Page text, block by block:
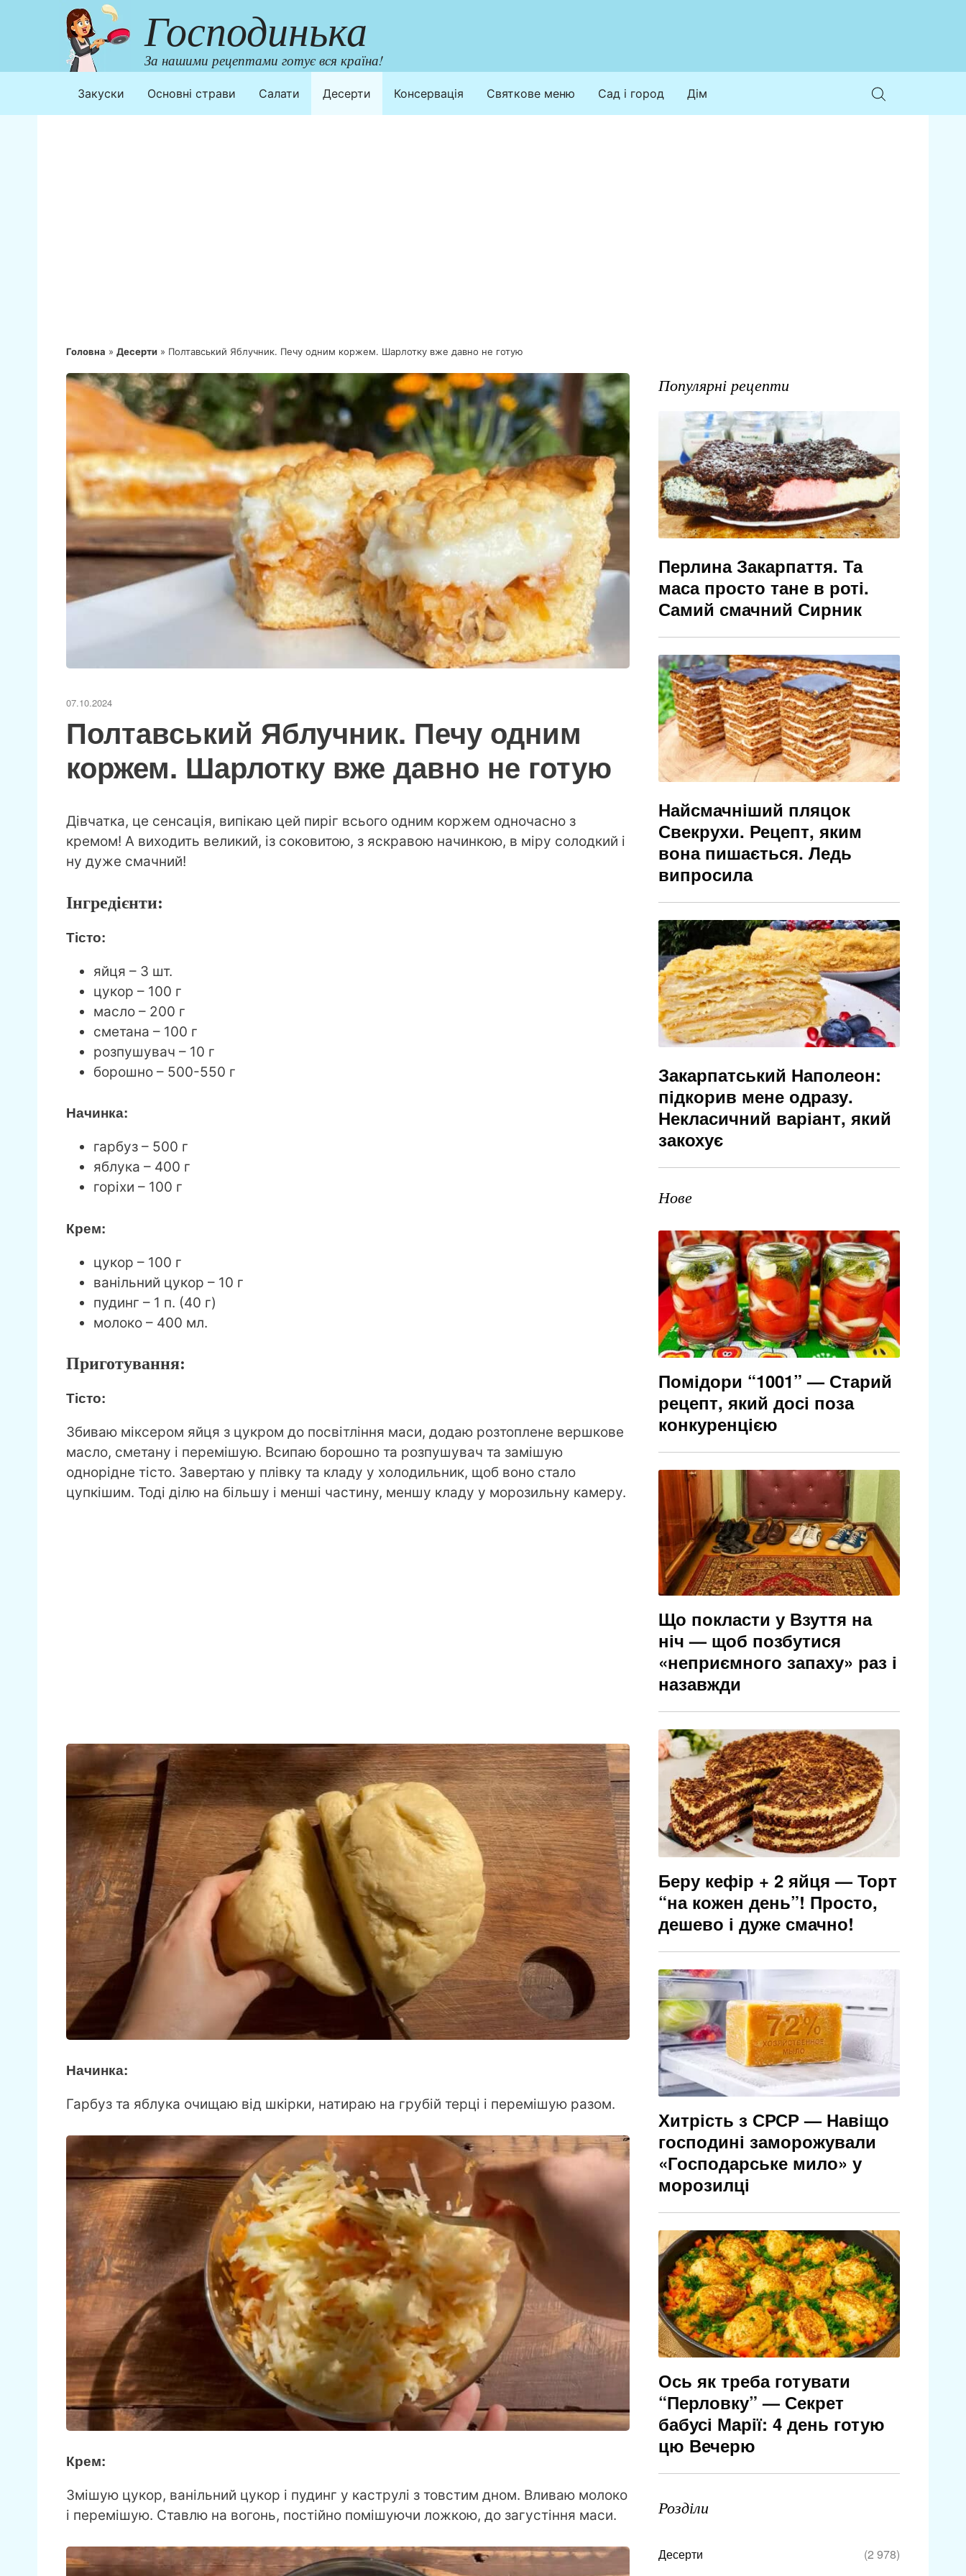
Господинька
За нашими рецептами готує вся країна!
Закуски Основні страви Салати Десерти Консервація Святкове меню Сад і город Дім
Головна » Десерти » Полтавський Яблучник. Печу одним коржем. Шарлотку вже давно не готую
07.10.2024
Полтавський Яблучник. Печу одним
коржем. Шарлотку вже давно не готую
Дівчатка, це сенсація, випікаю цей пиріг всього одним коржем одночасно з
кремом! А виходить великий, із соковитою, з яскравою начинкою, в міру солодкий і
ну дуже смачний!
Інгредієнти:
Тісто:
яйця – 3 шт.
цукор – 100 г
масло – 200 г
сметана – 100 г
розпушувач – 10 г
борошно – 500-550 г
Начинка:
гарбуз – 500 г
яблука – 400 г
горіхи – 100 г
Крем:
цукор – 100 г
ванільний цукор – 10 г
пудинг – 1 п. (40 г)
молоко – 400 мл.
Приготування:
Тісто:
Збиваю міксером яйця з цукром до посвітління маси, додаю розтоплене вершкове
масло, сметану і перемішую. Всипаю борошно та розпушувач та замішую
однорідне тісто. Завертаю у плівку та кладу у холодильник, щоб воно стало
цупкішим. Тоді ділю на більшу і менші частину, меншу кладу у морозильну камеру.
Начинка:
Гарбуз та яблука очищаю від шкірки, натираю на грубій терці і перемішую разом.
Крем:
Змішую цукор, ванільний цукор і пудинг у каструлі з товстим дном. Вливаю молоко
і перемішую. Ставлю на вогонь, постійно помішуючи ложкою, до загустіння маси.
Популярні рецепти
Перлина Закарпаття. Та
маса просто тане в роті.
Самий смачний Сирник
Найсмачніший пляцок
Свекрухи. Рецепт, яким
вона пишається. Ледь
випросила
Закарпатський Наполеон:
підкорив мене одразу.
Некласичний варіант, який
закохує
Нове
Помідори “1001” — Старий
рецепт, який досі поза
конкуренцією
Що покласти у Взуття на
ніч — щоб позбутися
«неприємного запаху» раз і
назавжди
Беру кефір + 2 яйця — Торт
“на кожен день”! Просто,
дешево і дуже смачно!
Хитрість з СРСР — Навіщо
господині заморожували
«Господарське мило» у
морозилці
Ось як треба готувати
“Перловку” — Секрет
бабусі Марії: 4 день готую
цю Вечерю
Розділи
Десерти
(2 978)